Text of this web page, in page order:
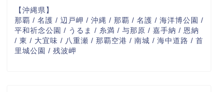
【沖縄県】
那覇 / 名護 / 辺戸岬 / 沖縄 / 那覇 / 名護 / 海洋博公園 /
平和祈念公園 / うるま / 糸満 / 与那原 / 嘉手納 / 恩納
/ 東 / 大宜味 / 八重瀬 / 那覇空港 / 南城 / 海中道路 / 首
里城公園 / 残波岬